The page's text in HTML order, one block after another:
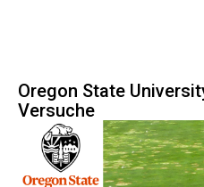
Oregon State
Versuche